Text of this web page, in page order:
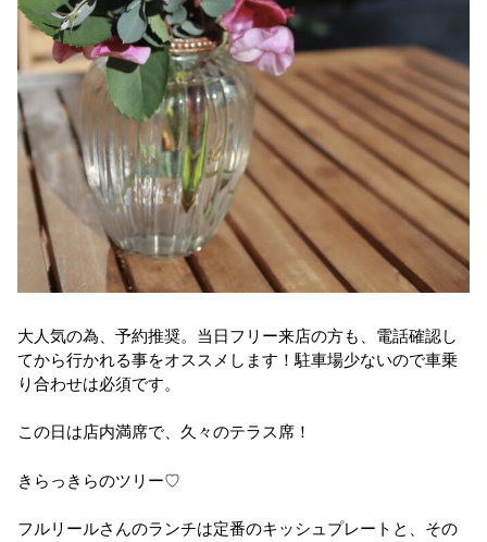
大人気の為、予約推奨。当日フリー来店の方も、電話確認し
てから行かれる事をオススメします！駐車場少ないので車乗
り合わせは必須です。
この日は店内満席で、久々のテラス席！
きらっきらのツリー♡
フルリールさんのランチは定番のキッシュプレートと、その